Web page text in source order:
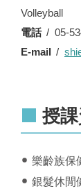
Volleyball
電話
05-
E-mail
授
樂齡族保
銀髮休閒